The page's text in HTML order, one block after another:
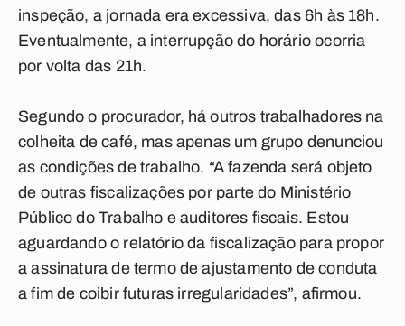
inspeção, a jornada era excessiva, das 6h às 18h.
Eventualmente, a interrupção do horário ocorria
por volta das 21h.
Segundo o procurador, há outros trabalhadores na
colheita de café, mas apenas um grupo denunciou
as condições de trabalho. “A fazenda será objeto
de outras fiscalizações por parte do Ministério
Público do Trabalho e auditores fiscais. Estou
aguardando o relatório da fiscalização para propor
a assinatura de termo de ajustamento de conduta
a fim de coibir futuras irregularidades”, afirmou.